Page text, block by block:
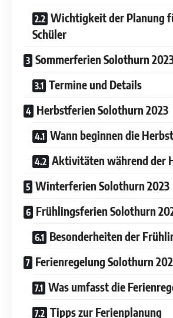
Wichtigkeit der Planung
Schüler
Sommerferien Solothurn
Termine und Details
Herbstferien Solothurn 2023
Wann beginnen die
Aktivitäten während der
Winterferien Solothurn 2023
Frühlingsferien Solothurn
Besonderheiten der
Ferienregelung Solothurn
Was umfasst die
Tipps zur Ferienplanung